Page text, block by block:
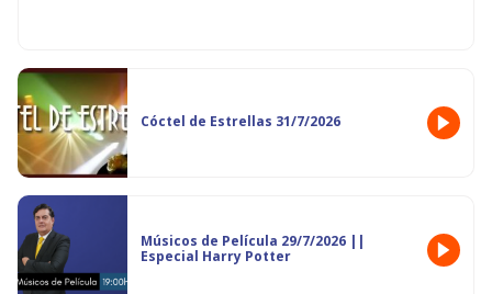
Cóctel de Estrellas 31/7/2026
Músicos de Película 29/7/2026 ||
Especial Harry Potter